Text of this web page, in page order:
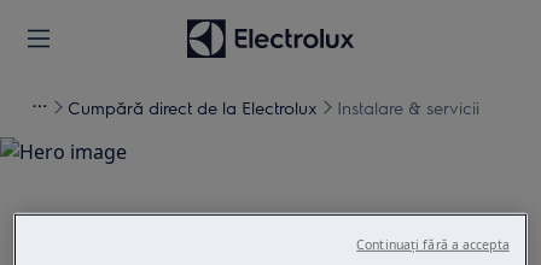
Cumpără direct de la Electrolux Instalare & servicii
Continuați fără a accepta